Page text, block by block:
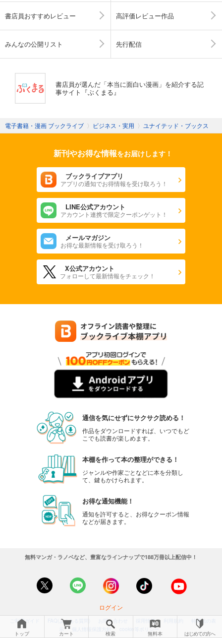
書店員おすすめレビュー 高評価レビュー作品
みんなの公開リスト 先行配信
書店員が選んだ「本当に面白い漫画」を紹介する記
事サイト『ぶくまる』
電子書籍・漫画 ブックライブ 〉 ビジネス・実用 〉 ユナイテッド・ブックス
新刊やお得な情報をお届けします！
ブックライブアプリ
アプリの通知でお得情報を受け取ろう！
LINE公式アカウント
アカウント連携で限定クーポンゲット！
メールマガジン
お得な最新情報を受け取ろう！
X公式アカウント
フォローして最新情報をチェック！
通信を気にせずにサクサク読める！
作品をダウンロードすれば、いつでもど
こでも読書が楽しめます。
本棚を作って本の整理ができる！
ジャンルや作家ごとなどに本を分類し
て、鍵もかけられます。
お得な通知機能！
通知を許可すると、お得なクーポン情報
などが届きます。
無料マンガ・ラノベなど、豊富なラインナップで188万冊以上配信中！
ログイン
ご利用ガイド FAQ(よくある質問) お問い合わせ 採用情報
特商法の表
個人情報保護方針 cookie等ポリシー
トップ カート 検索 無料本 はじめての方へ